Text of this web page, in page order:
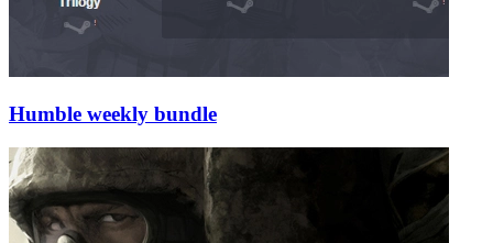
Humble weekly bundle